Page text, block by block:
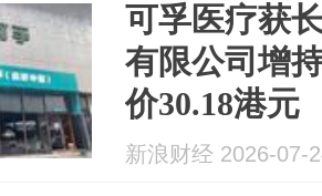
可孚医疗获
有限公司增
价30.18港元
新浪财经 2026-07-